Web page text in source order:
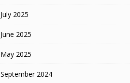
July 2025
June 2025
May 2025
September 2024